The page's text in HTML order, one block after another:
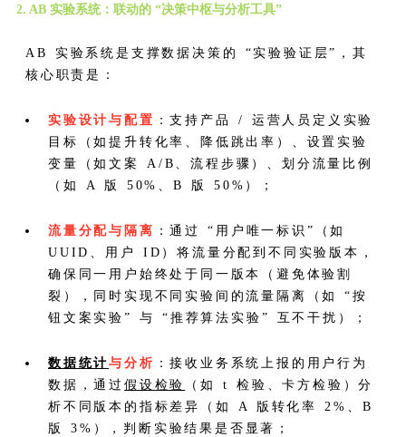
2. AB 实验系统：联动的 “决策中枢与分析工具”
AB 实验系统是支撑数据决策的 “实验验证层”，其
核心职责是：
实验设计与配置 ：支持产品 / 运营人员定义实验
目标（如提升转化率、降低跳出率）、设置实验
变量（如文案 A/B、流程步骤）、划分流量比例
（如 A 版 50%、B 版 50%）；
流量分配与隔离 ：通过 “用户唯一标识”（如
UUID、用户 ID）将流量分配到不同实验版本，
确保同一用户始终处于同一版本（避免体验割
裂），同时实现不同实验间的流量隔离（如 “按
钮文案实验” 与 “推荐算法实验” 互不干扰）；
数据统计与分析 ：接收业务系统上报的用户行为
数据，通过 假设检验
（如 t 检验、卡方检验）分
析不同版本的指标差异（如 A 版转化率 2%、B
版 3%），判断实验结果是否显著；